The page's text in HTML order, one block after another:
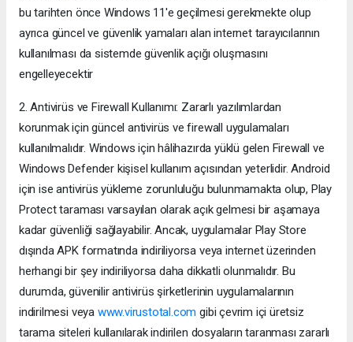
bu tarihten önce Windows 11'e geçilmesi gerekmekte olup
ayrıca güncel ve güvenlik yamaları alan internet tarayıcılarının
kullanılması da sistemde güvenlik açığı oluşmasını
engelleyecektir
2. Antivirüs ve Firewall Kullanımı: Zararlı yazılımlardan
korunmak için güncel antivirüs ve firewall uygulamaları
kullanılmalıdır. Windows için hâlihazırda yüklü gelen Firewall ve
Windows Defender kişisel kullanım açısından yeterlidir. Android
için ise antivirüs yükleme zorunluluğu bulunmamakta olup, Play
Protect taraması varsayılan olarak açık gelmesi bir aşamaya
kadar güvenliği sağlayabilir. Ancak, uygulamalar Play Store
dışında APK formatında indiriliyorsa veya internet üzerinden
herhangi bir şey indiriliyorsa daha dikkatli olunmalıdır. Bu
durumda, güvenilir antivirüs şirketlerinin uygulamalarının
indirilmesi veya www.virustotal.com gibi çevrim içi üretsiz
tarama siteleri kullanılarak indirilen dosyaların taranması zararlı